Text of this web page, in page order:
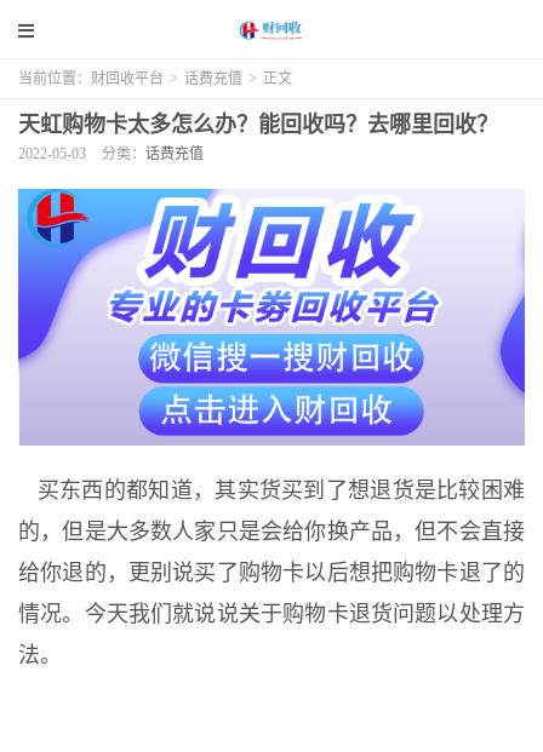
当前位置： 财回收平台 > 话费充值 > 正文
天虹购物卡太多怎么办？能回收吗？去哪里回收？
2022-05-03 分类： 话费充值
买东西的都知道，其实货买到了想退货是比较困难
的，但是大多数人家只是会给你换产品，但不会直接
给你退的，更别说买了购物卡以后想把购物卡退了的
情况。今天我们就说说关于购物卡退货问题以处理方
法。